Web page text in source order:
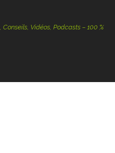
Vidéos, Podcasts – 100 % Nature